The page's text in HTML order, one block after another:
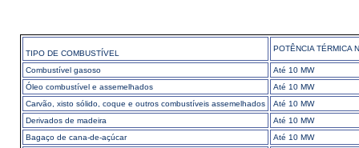
TIPO DE COMBUSTÍVEL
POTÊNCIA TÉRMICA
Combustível gasoso
Até 10 MW
Óleo combustível e assemelhados
Até 10 MW
Carvão, xisto sólido, coque e outros combustíveis assemelhados
Até 10 MW
Derivados de madeira
Até 10 MW
Bagaço de cana-de-açúcar
Até 10 MW